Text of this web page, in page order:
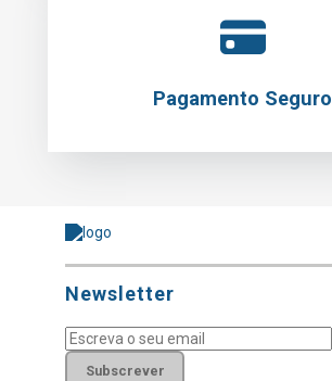
Pagamento Seguro
Newsletter
Subscrever